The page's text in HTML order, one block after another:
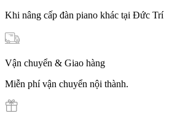
Khi nâng cấp đàn piano khác tại Đức Trí
Vận chuyển & Giao hàng
Miễn phí vận chuyển nội thành.